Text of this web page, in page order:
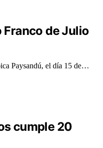
Franco de Julio
Paysandú, el día 15 de…
cumple 20